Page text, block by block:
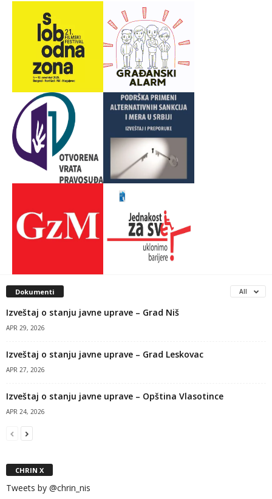
Dokumenti All
Izveštaj o stanju javne uprave – Grad Niš
APR 29, 2026
Izveštaj o stanju javne uprave – Grad Leskovac
APR 27, 2026
Izveštaj o stanju javne uprave – Opština Vlasotince
APR 24, 2026
CHRIN X
Tweets by @chrin_nis